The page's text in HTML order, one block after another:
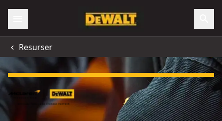
Resurser